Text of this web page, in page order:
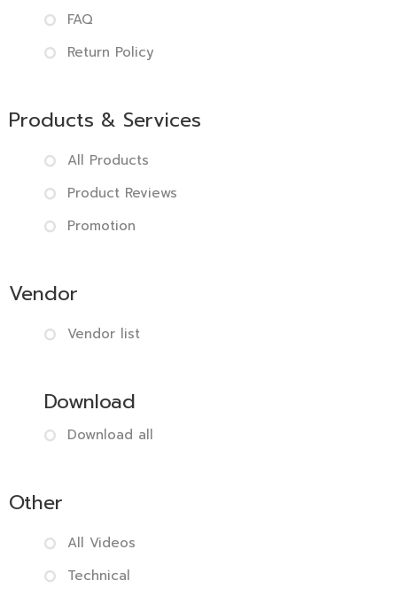
FAQ
Return Policy
Products & Services
All Products
Product Reviews
Promotion
Vendor
Vendor list
Download
Download all
Other
All Videos
Technical